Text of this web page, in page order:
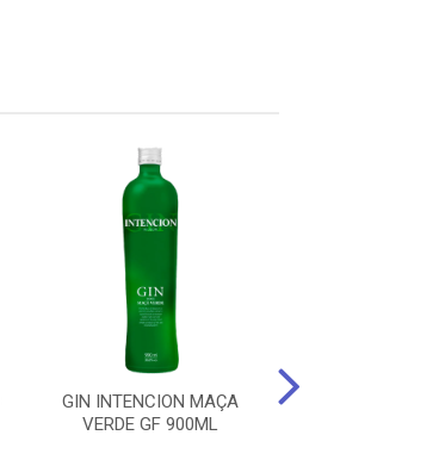
GIN INTENCION MAÇA
VERDE GF 900ML